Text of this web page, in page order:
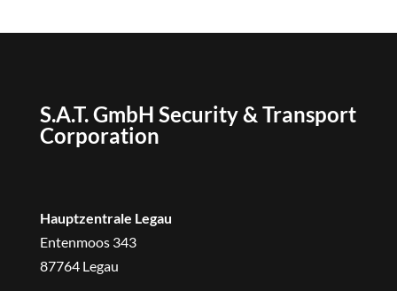
S.A.T. GmbH Security & Transport
Corporation
Hauptzentrale Legau
Entenmoos 343
87764 Legau